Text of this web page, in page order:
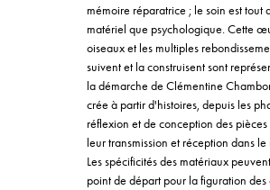
mémoire réparatrice ; le soin est tout
matériel que psychologique. Cette
oiseaux et les multiples
suivent et la construisent sont
la démarche de Clémentine
crée à partir d'histoires, depuis les
réflexion et de conception des
leur transmission et réception dans
Les spécificités des matériaux
point de départ pour la figuration